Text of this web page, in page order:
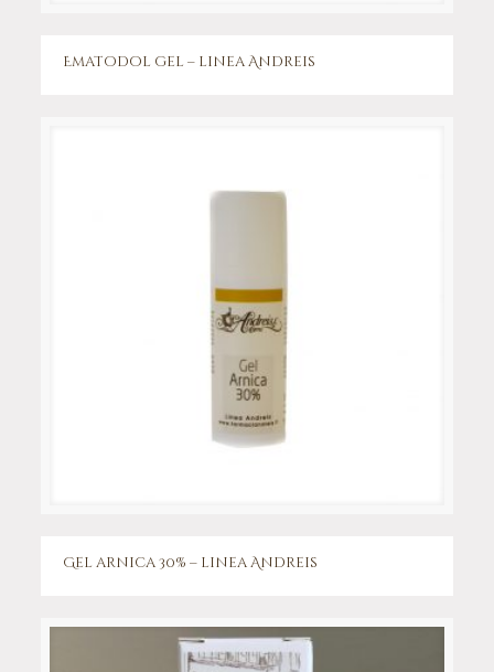
Ematodol gel – linea Andreis
Gel arnica 30% – linea Andreis